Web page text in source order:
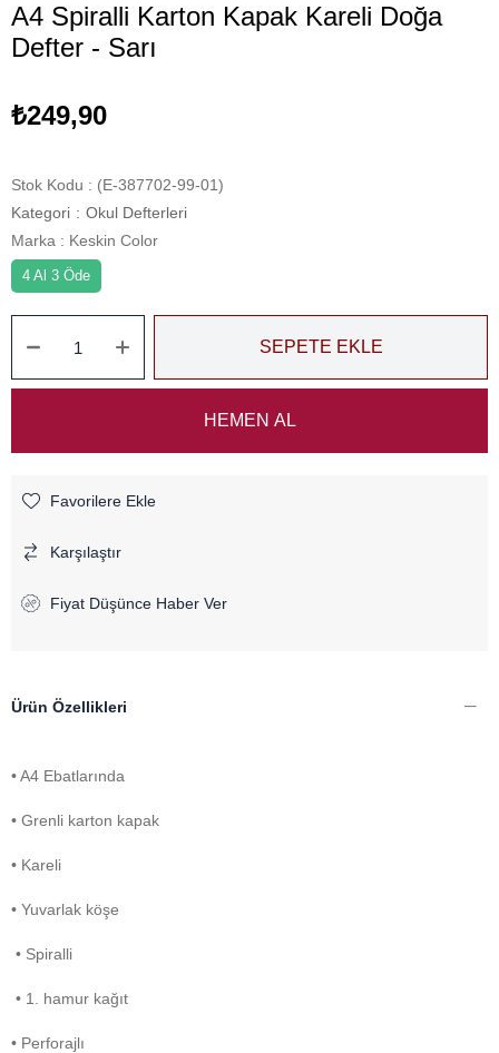
A4 Spiralli Karton Kapak Kareli Doğa
Defter - Sarı
₺249,90
Stok Kodu
(E-387702-99-01)
Kategori : Okul Defterleri
Marka : Keskin Color
4 Al 3 Öde
Favorilere Ekle
Karşılaştır
Fiyat Düşünce Haber Ver
Ürün Özellikleri
• A4 Ebatlarında
• Grenli karton kapak
• Kareli
• Yuvarlak köşe
• Spiralli
• 1. hamur kağıt
• Perforajlı